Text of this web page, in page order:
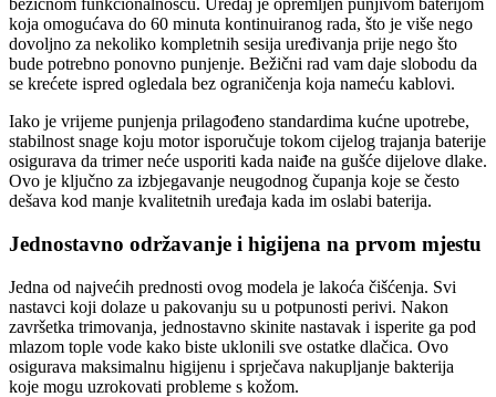
bežičnom funkcionalnošću. Uređaj je opremljen punjivom baterijom
koja omogućava do 60 minuta kontinuiranog rada, što je više nego
dovoljno za nekoliko kompletnih sesija uređivanja prije nego što
bude potrebno ponovno punjenje. Bežični rad vam daje slobodu da
se krećete ispred ogledala bez ograničenja koja nameću kablovi.
Iako je vrijeme punjenja prilagođeno standardima kućne upotrebe,
stabilnost snage koju motor isporučuje tokom cijelog trajanja baterije
osigurava da trimer neće usporiti kada naiđe na gušće dijelove dlake.
Ovo je ključno za izbjegavanje neugodnog čupanja koje se često
dešava kod manje kvalitetnih uređaja kada im oslabi baterija.
Jednostavno održavanje i higijena na prvom mjestu
Jedna od najvećih prednosti ovog modela je lakoća čišćenja. Svi
nastavci koji dolaze u pakovanju su u potpunosti perivi. Nakon
završetka trimovanja, jednostavno skinite nastavak i isperite ga pod
mlazom tople vode kako biste uklonili sve ostatke dlačica. Ovo
osigurava maksimalnu higijenu i sprječava nakupljanje bakterija
koje mogu uzrokovati probleme s kožom.